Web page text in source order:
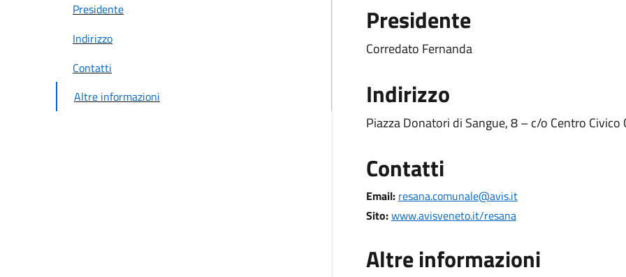
Presidente
Indirizzo
Contatti
Altre informazioni
Presidente
Corredato Fernanda
Indirizzo
Piazza Donatori di Sangue, 8 – c/o Centro Civico
Contatti
Email: resana.comunale@avis.it
Sito:www.avisveneto.it/resana
Altre informazioni